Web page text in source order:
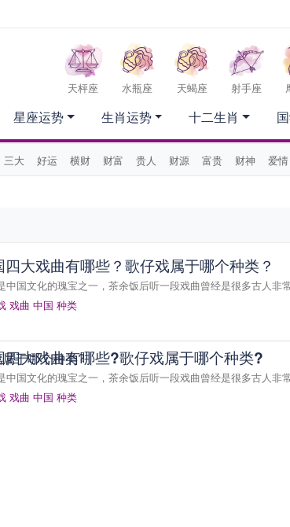
天枰座 水瓶座 天蝎座 射手座
三大 好运 横财 财富 贵人 财源 富贵 财神 爱情
星座运势 生肖运势 十二生肖
四大戏曲有哪些？歌仔戏属于哪个种类？
中国文化的瑰宝之一，茶余饭后听一段戏曲曾经是很多古人非
戏曲 中国 种类
四大戏曲有哪些?歌仔戏属于哪个种类?
中国文化的瑰宝之一，茶余饭后听一段戏曲曾经是很多古人非
戏曲 中国 种类